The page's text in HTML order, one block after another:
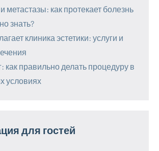
метастазы: как протекает болезнь
знать?
клиника эстетики: услуги и
как правильно делать процедуру в
условиях
для гостей